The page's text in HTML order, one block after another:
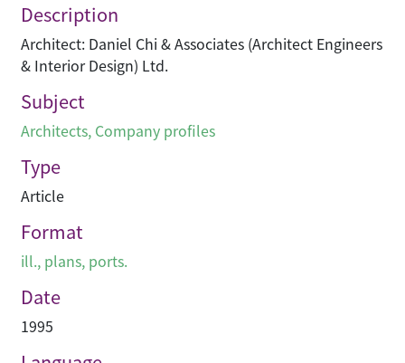
Description
Architect: Daniel Chi & Associates (Architect Engineers
& Interior Design) Ltd.
Subject
Architects, Company profiles
Type
Article
Format
ill., plans, ports.
Date
1995